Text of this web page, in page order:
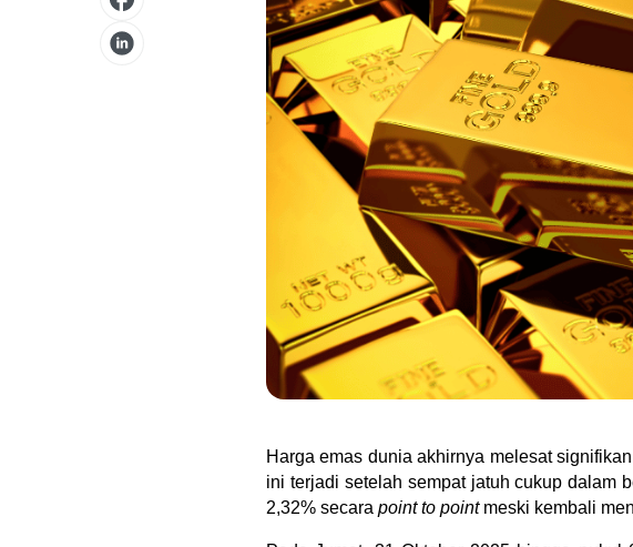
Harga emas dunia akhirnya melesat
ini terjadi setelah sempat jatuh cukup dalam
2,32% secara point to point meski kembali